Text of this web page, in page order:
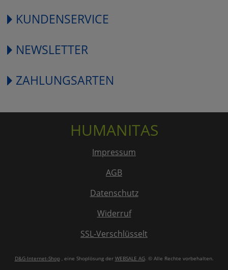
KUNDENSERVICE
NEWSLETTER
ZAHLUNGSARTEN
HUMANITAS
Impressum
AGB
Datenschutz
Widerruf
SSL-Verschlüsselt
D&G-Internet-Shop, eine Shoplösung der WEBSALE AG. © Alle Rechte vorbehalten.